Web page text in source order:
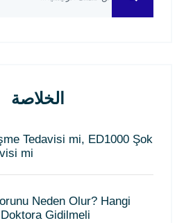
الخلاصة
Tedavisi mi, ED1000 Şok
mi?
Sorunu Neden Olur? Hangi
Doktora Gidilmeli?